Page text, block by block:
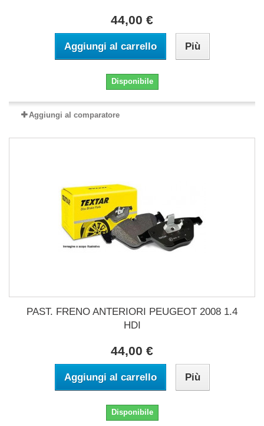
44,00 €
Aggiungi al carrello Più
Disponibile
Aggiungi al comparatore
PAST. FRENO ANTERIORI PEUGEOT 2008 1.4
HDI
44,00 €
Aggiungi al carrello Più
Disponibile